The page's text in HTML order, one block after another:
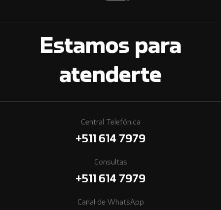
Estamos para
atenderte
Central Telefónica
+511 614 7979
Consultas
+511 614 7979
Canal de WhatsApp